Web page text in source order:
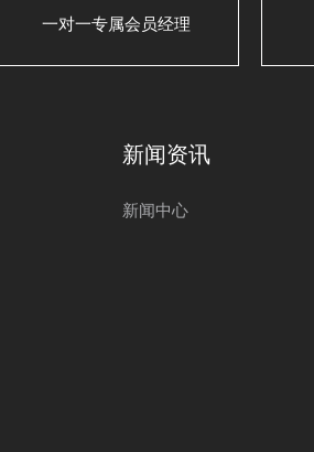
一对一专属会员经理
新闻资讯
新闻中心